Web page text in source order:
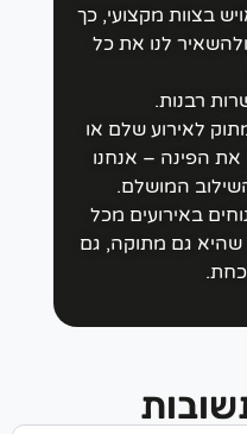
מקצועי, כך
לנו את כל
רבנות.
לאירוע שלם או
הפינה – אנחנו
המושלם.
באירועים מכל
גם מתוקה, גם